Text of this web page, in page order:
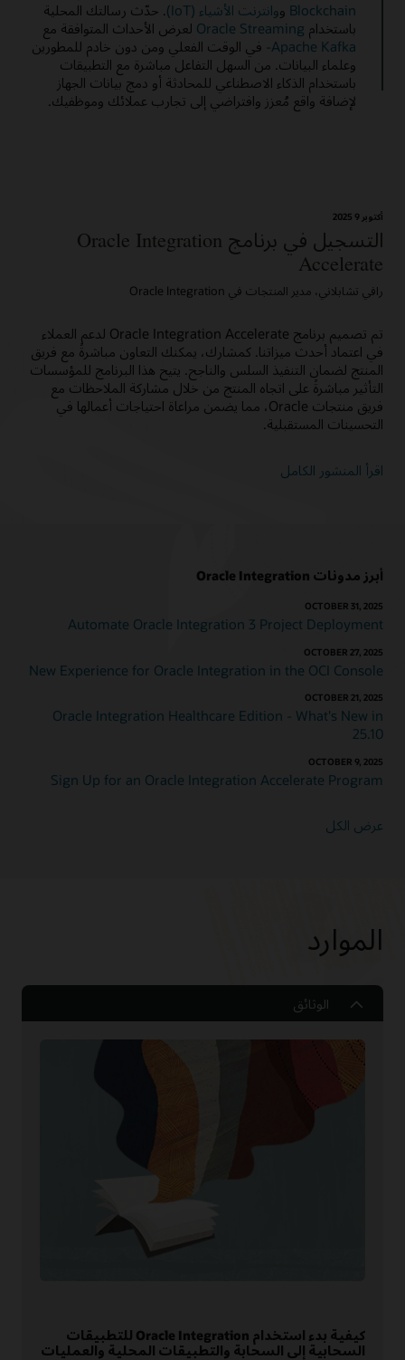
Blockchain ووانترنت الأشياء (IoT)
. حدّث رسالتك المحلية
باستخدام Oracle Streaming لعرض الأحداث المتوافقة مع
Apache Kafka- في الوقت الفعلي ومن دون خادم للمطورين
وعلماء البيانات. من السهل التفاعل مباشرة مع التطبيقات
باستخدام الذكاء الاصطناعي للمحادثة أو دمج بيانات الجهاز
لإضافة واقع مُعزز وافتراضي إلى تجارب عملائك وموظفيك.
أكتوبر 9؜ 2025
التسجيل في برنامج Oracle Integration
Accelerate
رافي تشابلاني، مدير المنتجات في Oracle Integration
تم تصميم برنامج Oracle Integration Accelerate لدعم العملاء
في اعتماد أحدث ميزاتنا. كمشارك، يمكنك التعاون مباشرةً مع فريق
المنتج لضمان التنفيذ السلس والناجح. يتيح هذا البرنامج للمؤسسات
التأثير مباشرةً على اتجاه المنتج من خلال مشاركة الملاحظات مع
فريق منتجات Oracle، مما يضمن مراعاة احتياجات أعمالها في
التحسينات المستقبلية.
اقرأ المنشور الكامل
أبرز مدونات Oracle Integration
OCTOBER 31, 2025
Automate Oracle Integration 3 Project Deployment
OCTOBER 27, 2025
New Experience for Oracle Integration in the OCI Console
OCTOBER 21, 2025
Oracle Integration Healthcare Edition - What's New in
25.10
OCTOBER 9, 2025
Sign Up for an Oracle Integration Accelerate Program
عرض الكل
الموارد
الوثائق
كيفية بدء استخدام Oracle Integration للتطبيقات
السحابية إلى السحابة والتطبيقات المحلية والعمليات